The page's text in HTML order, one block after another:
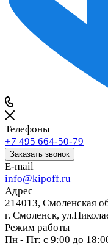
Телефоны
+7 495 664-50-79
Заказать звонок
E-mail
info@kipoff.ru
Адрес
214013, Смоленская
г. Смоленск,
Режим работы
Пн - Пт: с 9:00 до